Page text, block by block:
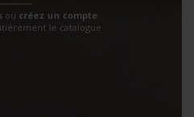
ou créez un compte
le catalogue